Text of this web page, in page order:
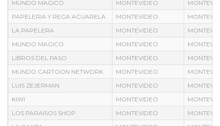
MUNDO MAGICO
MONTEVIDEO
PAPELERIA Y REGA ACUARELA
MONTEVIDEO
LA PAPELERA
MONTEVIDEO
MUNDO MAGICO
MONTEVIDEO
LIBROS DEL PASO
MONTEVIDEO
MUNDO CARTOON NETWORK
MONTEVIDEO
LUIS ZEJERMAN
MONTEVIDEO
KIWI
MONTEVIDEO
LOS PARAISOS SHOP
MONTEVIDEO